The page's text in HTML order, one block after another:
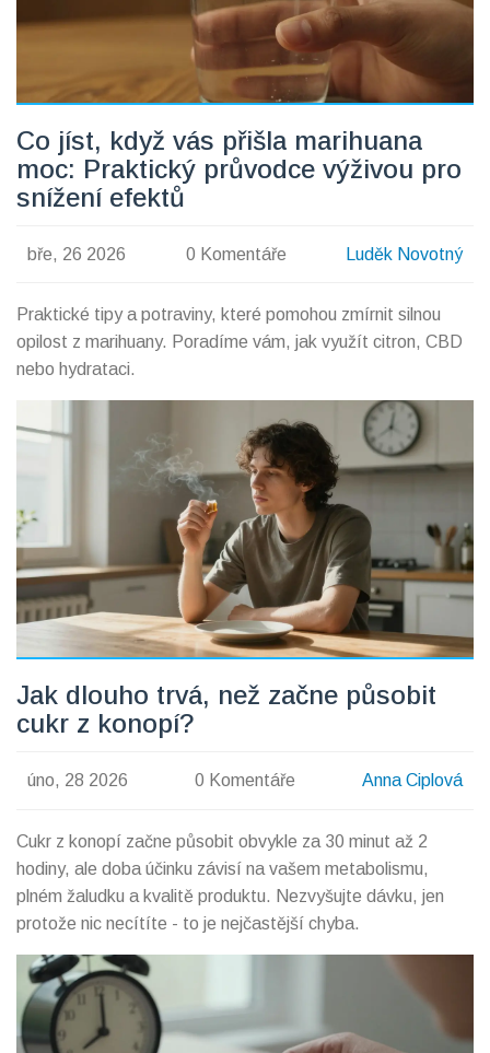
Co jíst, když vás přišla marihuana
moc: Praktický průvodce výživou pro
snížení efektů
bře, 26 2026 0 Komentáře Luděk Novotný
Praktické tipy a potraviny, které pomohou zmírnit silnou
opilost z marihuany. Poradíme vám, jak využít citron, CBD
nebo hydrataci.
Jak dlouho trvá, než začne působit
cukr z konopí?
úno, 28 2026 0 Komentáře Anna Ciplová
Cukr z konopí začne působit obvykle za 30 minut až 2
hodiny, ale doba účinku závisí na vašem metabolismu,
plném žaludku a kvalitě produktu. Nezvyšujte dávku, jen
protože nic necítíte - to je nejčastější chyba.